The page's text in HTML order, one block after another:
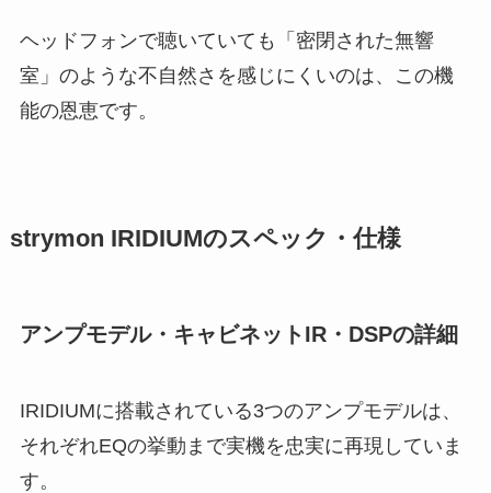
ヘッドフォンで聴いていても「密閉された無響
室」のような不自然さを感じにくいのは、この機
能の恩恵です。
strymon IRIDIUMのスペック・仕様
アンプモデル・キャビネットIR・DSPの詳細
IRIDIUMに搭載されている3つのアンプモデルは、
それぞれEQの挙動まで実機を忠実に再現していま
す。